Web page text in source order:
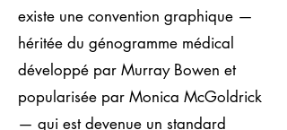
existe une convention graphique —
héritée du génogramme médical
développé par Murray Bowen et
popularisée par Monica McGoldrick
— qui est devenue un standard